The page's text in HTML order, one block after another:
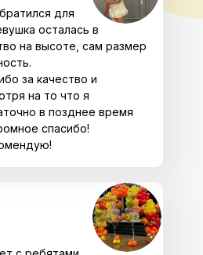
для
осталась в
на высоте, сам размер
за качество и
на то что я
в позднее время
спасибо!